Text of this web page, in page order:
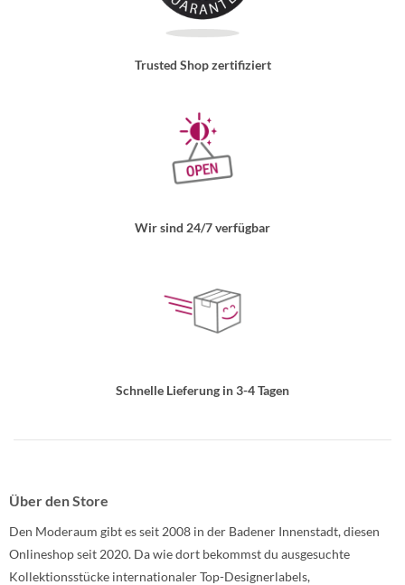
Trusted Shop zertifiziert
Wir sind 24/7 verfügbar
Schnelle Lieferung in 3-4 Tagen
Über den Store
Den Moderaum gibt es seit 2008 in der Badener Innenstadt, diesen
Onlineshop seit 2020. Da wie dort bekommst du ausgesuchte
Kollektionsstücke internationaler Top-Designerlabels,